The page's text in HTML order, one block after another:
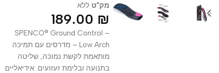
מק"ט ללא
189.00 ₪
SPENCO® Ground Control –
Low Arch – מדרסים עם תמיכה
מותאמת לקשת נמוכה, שליטה
בתנועה ובלימת זעזועים. אידיאליים